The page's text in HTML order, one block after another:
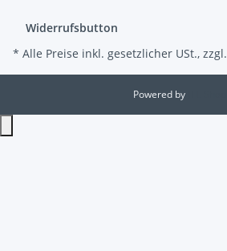
Widerrufsbutton
* Alle Preise inkl. gesetzlicher USt., zzgl.
Powered by